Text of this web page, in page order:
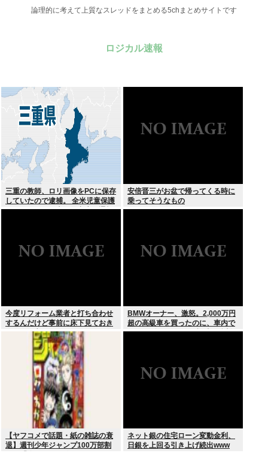
論理的に考えて上質なスレッドをまとめる5chまとめサイトです
ロジカル速報
三重の教師、ロリ画像をPCに保存
していたので逮捕。 全米児童保護
センターから日本の警察庁に通報
安倍晋三がお盆で帰ってくる時に
乗ってそうなもの
今度リフォーム業者と打ち合わせ
するんだけど事前に床下見ておき
たいって言われたんだけどそうい
うものなの？
BMWオーナー、激怒。2,000万円
超の高級車を買ったのに、車内で
スパイダーマンCMの視聴を強制
【ヤフコメで話題・紙の雑誌の衰
退】週刊少年ジャンプ100万部割
ネット銀の住宅ローン変動金利、
日銀を上回る引き上げ続出www